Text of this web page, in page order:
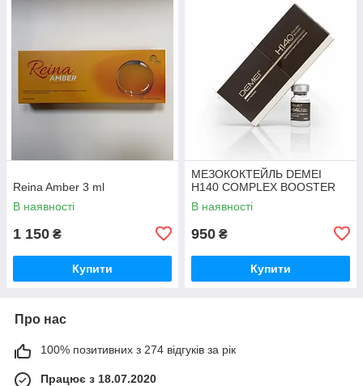
Reina Amber 3 ml
В наявності
1 150 ₴
Купити
МЕЗОКОКТЕЙЛЬ DEMEI
H140 COMPLEX BOOSTER
В наявності
950 ₴
Купити
Про нас
100% позитивних з 274 відгуків за рік
Працює з 18.07.2020